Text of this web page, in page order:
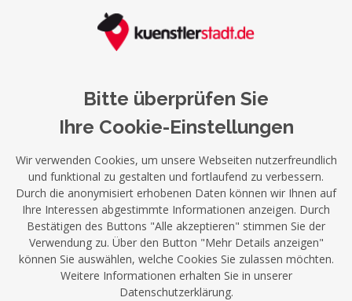
Bitte überprüfen Sie
Ihre Cookie-Einstellungen
Wir verwenden Cookies, um unsere Webseiten nutzerfreundlich
und funktional zu gestalten und fortlaufend zu verbessern.
Durch die anonymisiert erhobenen Daten können wir Ihnen auf
Ihre Interessen abgestimmte Informationen anzeigen. Durch
Bestätigen des Buttons "Alle akzeptieren" stimmen Sie der
Verwendung zu. Über den Button "Mehr Details anzeigen"
können Sie auswählen, welche Cookies Sie zulassen möchten.
Weitere Informationen erhalten Sie in unserer
Datenschutzerklärung.